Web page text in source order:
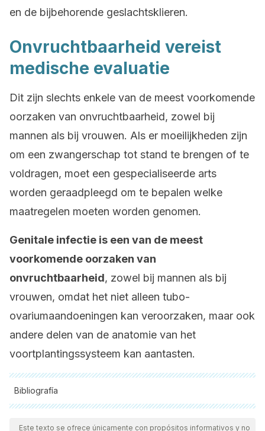
en de bijbehorende geslachtsklieren.
Onvruchtbaarheid vereist
medische evaluatie
Dit zijn slechts enkele van de meest voorkomende
oorzaken van onvruchtbaarheid, zowel bij
mannen als bij vrouwen. Als er moeilijkheden zijn
om een zwangerschap tot stand te brengen of te
voldragen, moet een gespecialiseerde arts
worden geraadpleegd om te bepalen welke
maatregelen moeten worden genomen.
Genitale infectie is een van de meest
voorkomende oorzaken van
onvruchtbaarheid, zowel bij mannen als bij
vrouwen, omdat het niet alleen tubo-
ovariumaandoeningen kan veroorzaken, maar ook
andere delen van de anatomie van het
voortplantingssysteem kan aantasten.
Bibliografía
Este texto se ofrece únicamente con propósitos informativos y no